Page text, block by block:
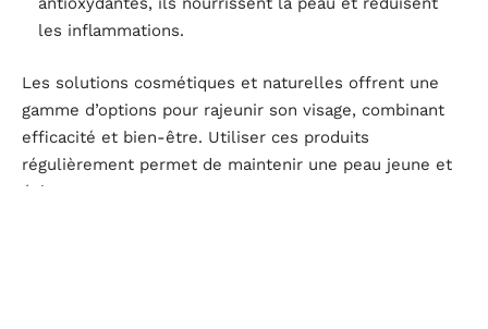
les inflammations.
Les solutions cosmétiques et naturelles offrent une
gamme d’options pour rajeunir son visage, combinant
efficacité et bien-être. Utiliser ces produits
régulièrement permet de maintenir une peau jeune et
éclatante.